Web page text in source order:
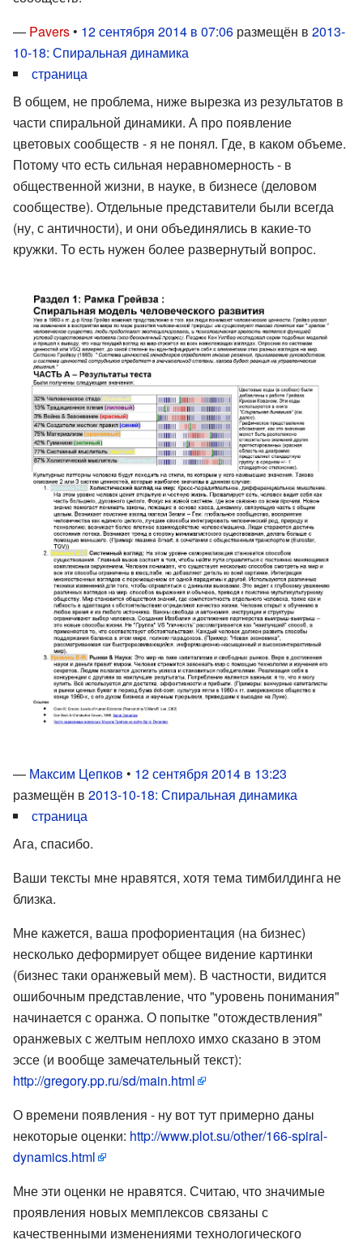
— Pavers • 12 сентября 2014 в 07:06 размещён в 2013-
10-18: Спиральная динамика
страница
В общем, не проблема, ниже вырезка из результатов в
части спиральной динамики. А про появление
цветовых сообществ - я не понял. Где, в каком объеме.
Потому что есть сильная неравномерность - в
общественной жизни, в науке, в бизнесе (деловом
сообществе). Отдельные представители были всегда
(ну, с античности), и они объединялись в какие-то
кружки. То есть нужен более развернутый вопрос.
— Максим Цепков • 12 сентября 2014 в 13:23
размещён в 2013-10-18: Спиральная динамика
страница
Ага, спасибо.
Ваши тексты мне нравятся, хотя тема тимбилдинга не
близка.
Мне кажется, ваша профориентация (на бизнес)
несколько деформирует общее видение картинки
(бизнес таки оранжевый мем). В частности, видится
ошибочным представление, что "уровень понимания"
начинается с оранжа. О попытке "отождествления"
оранжевых с желтым неплохо имхо сказано в этом
эссе (и вообще замечательный текст):
http://gregory.pp.ru/sd/main.html
О времени появления - ну вот тут примерно даны
некоторые оценки: http://www.plot.su/other/166-spiral-
dynamics.html
Мне эти оценки не нравятся. Считаю, что значимые
проявления новых мемплексов связаны с
качественными изменениями технологического